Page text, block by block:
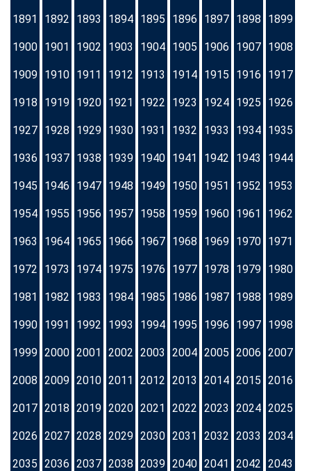
1891 1892 1893 1894 1895 1896 1897 1898 1899
1900 1901 1902 1903 1904 1905 1906 1907 1908
1909 1910 1911 1912 1913 1914 1915 1916 1917
1918 1919 1920 1921 1922 1923 1924 1925 1926
1927 1928 1929 1930 1931 1932 1933 1934 1935
1936 1937 1938 1939 1940 1941 1942 1943 1944
1945 1946 1947 1948 1949 1950 1951 1952 1953
1954 1955 1956 1957 1958 1959 1960 1961 1962
1963 1964 1965 1966 1967 1968 1969 1970 1971
1972 1973 1974 1975 1976 1977 1978 1979 1980
1981 1982 1983 1984 1985 1986 1987 1988 1989
1990 1991 1992 1993 1994 1995 1996 1997 1998
1999 2000 2001 2002 2003 2004 2005 2006 2007
2008 2009 2010 2011 2012 2013 2014 2015 2016
2017 2018 2019 2020 2021 2022 2023 2024 2025
2026 2027 2028 2029 2030 2031 2032 2033 2034
2035 2036 2037 2038 2039 2040 2041 2042 2043